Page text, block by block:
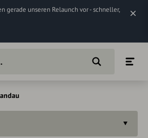
gerade unseren Relaunch vor - schneller,